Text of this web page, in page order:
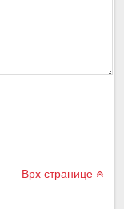
Врх странице